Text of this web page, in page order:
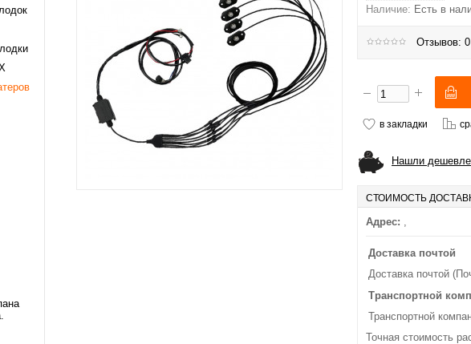
Наличие: Есть в
Отзывов: 0
в закладки
Нашли
СТОИМОСТЬ
Адрес: ,
Доставка почтой
Доставка почтой
Транспортной
Транспортной
Точная стоимость